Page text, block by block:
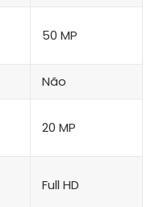
50 MP
Não
20 MP
Full HD